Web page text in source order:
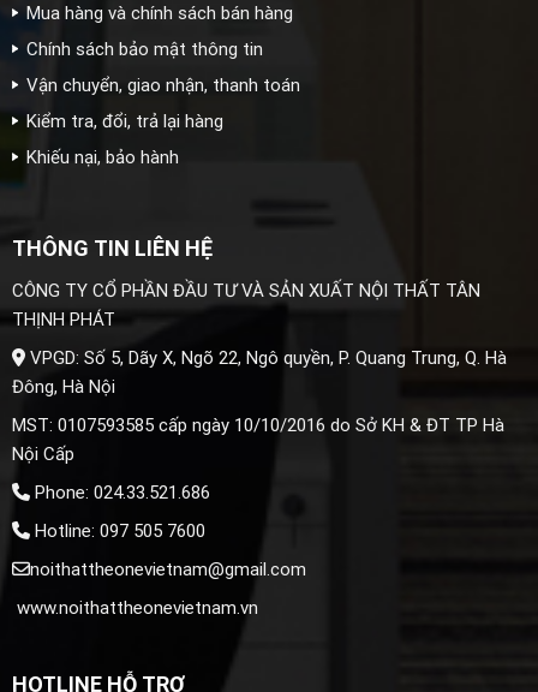
Mua hàng và chính sách bán hàng
Chính sách bảo mật thông tin
Vận chuyển, giao nhận, thanh toán
Kiểm tra, đổi, trả lại hàng
Khiếu nại, bảo hành
THÔNG TIN LIÊN HỆ
CÔNG TY CỔ PHẦN ĐẦU TƯ VÀ SẢN XUẤT NỘI THẤT TÂN
THỊNH PHÁT
VPGD: Số 5, Dãy X, Ngõ 22, Ngô quyền, P. Quang Trung, Q. Hà
Đông, Hà Nội
MST: 0107593585 cấp ngày 10/10/2016 do Sở KH & ĐT TP Hà
Nội Cấp
Phone: 024.33.521.686
Hotline: 097 505 7600
noithattheonevietnam@gmail.com
www.noithattheonevietnam.vn
HOTLINE HỖ TRỢ